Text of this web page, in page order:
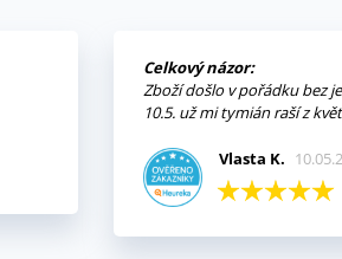
Celkový názor:
Zboží došlo v pořádku bez
10.5. už mi tymián raší z
Vlasta K.